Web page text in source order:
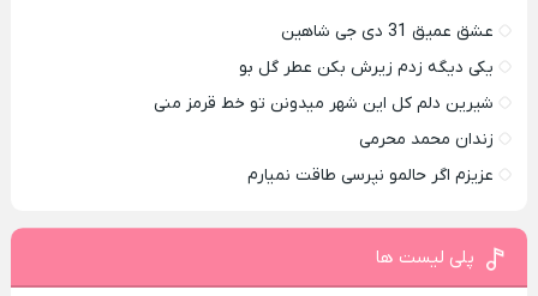
عشق عمیق 31 دی جی شاهین
یکی دیگه زدم زیرش بکن عطر گل بو
شیرین دلم کل این شهر میدونن تو خط قرمز منی
زندان محمد محرمی
عزیزم اگر حالمو نپرسی طاقت نمیارم
پلی لیست ها